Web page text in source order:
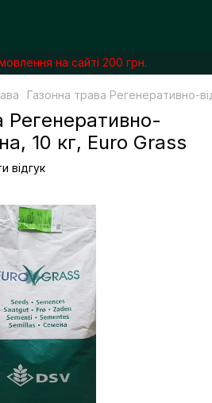
на сайті 200 грн.
Газонна трава Регенеративно-
Регенеративно-
10 кг, Euro Grass
відгук